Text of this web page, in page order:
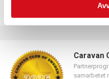
Caravan
samarbetet